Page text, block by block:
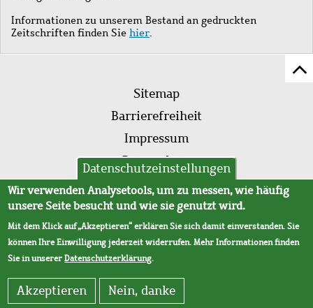
Informationen zu unserem Bestand an gedruckten
Zeitschriften finden Sie hier.
Fußleistenmenü
Sitemap
Barrierefreiheit
Impressum
Datenschutz
AVB
Datenschutzeinstellungen
Wir verwenden Analysetools, um zu messen, wie häufig
unsere Seite besucht und wie sie genutzt wird.
Mit dem Klick auf „Akzeptieren“ erklären Sie sich damit einverstanden. Sie
können Ihre Einwilligung jederzeit widerrufen. Mehr Informationen finden
Sie in unsererDatenschutzerklärung.
Akzeptieren Nein, danke